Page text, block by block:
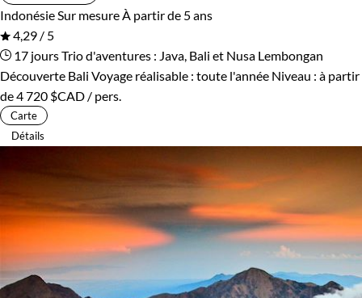
Indonésie Sur mesure À partir de 5 ans
4,29 / 5
17 joursTrio d'aventures : Java, Bali et Nusa Lembongan
Découverte Bali Voyage réalisable : toute l'année Niveau : à partir
de4 720 $CAD / pers.
Carte
Détails